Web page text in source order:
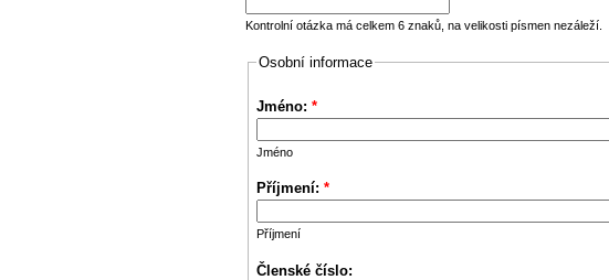
Kontrolní otázka má celkem 6 znaků, na velikosti písmen nezáleží.
Osobní informace
Jméno: *
Jméno
Příjmení: *
Příjmení
Členské číslo: